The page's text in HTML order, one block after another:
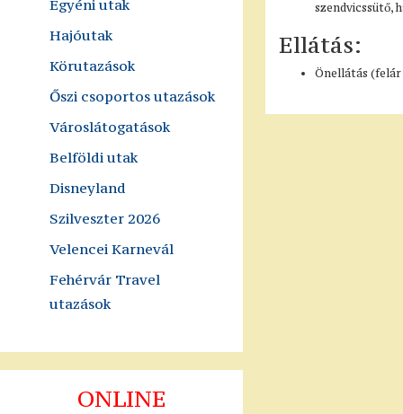
Egyéni utak
Hajóutak
Körutazások
Őszi csoportos utazások
Városlátogatások
Belföldi utak
Disneyland
Szilveszter 2026
Velencei Karnevál
Fehérvár Travel
utazások
ONLINE
szendvicssütő,
Ellátás:
Önellátás (felár